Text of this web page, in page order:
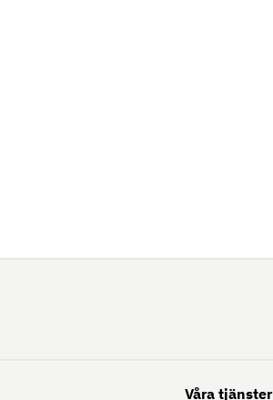
Våra tjänster